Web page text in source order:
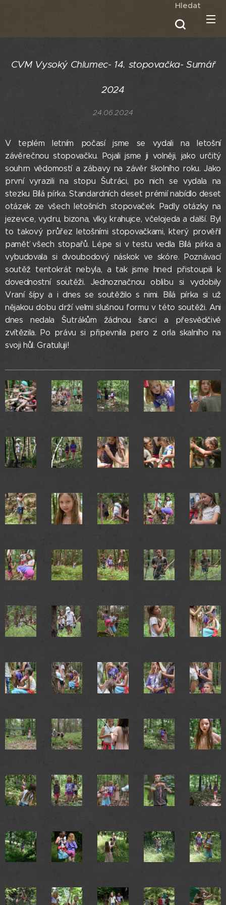
Hledat
CVM Vysoký Chlumec- 14. stopovačka- Sumář
2024
24.06.2024
V teplém letním počasí jsme se vydali na letošní
závěrečnou stopovačku. Pojali jsme ji volněji, jako určitý
souhrn vědomostí a zábavy na závěr školního roku. Jako
první vyrazili na stopu Šutráci, po nich se vydala na
stezku Bílá pírka. Standardních deset prémií nabídlo deset
otázek ze všech letošních stopovaček. Padly otázky na
jezevce, vydru, bizona, vlky, krahujce, včelojeda a další. Byl
to takový průřez letošními stopovačkami, který prověřil
paměť všech stopařů. Lépe si v testu vedla Bílá pírka a
vybudovala si dvoubodový náskok ve skóre. Poznávací
soutěž tentokrát nebyla, a tak jsme hned přistoupili k
dovednostní soutěži. Jednoznačnou oblibu si vydobily
Vraní šípy a i dnes se soutěžilo s nimi. Bílá pírka si už
nějakou dobu drží velmi slušnou formu v této soutěži. Ani
dnes nedala Šutrákům žádnou šanci a přesvědčivě
zvítězila. Po právu si připevnila pero z orla skalního na
svoji hůl. Gratuluji!